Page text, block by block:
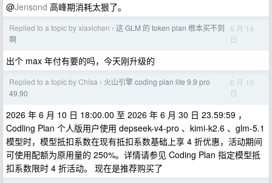
@Jensond 高峰期消耗太狠了。
Replied to a topic by xiaxichen › 这 GLM 的 token plan 根本买不到
啊
6 月 14
日
出个 max 年付有要的吗，今天刚升级的
Replied to a topic by Chisa › 火山引擎 coding plan lite 9.9 pro
49.90
6 月 10
日
2026 年 6 月 10 日 18:00.00 至 2026 年 6 月 30 日 23.59:59 ，
Codling Plan 个人版用户使用 depseek-v4-pro 、kimi-k2.6 、glm-5.1
模型时，模型抵扣系数在现有抵扣系数基础上享 4 折优惠，活动期间
可使用配额为原用量的 250%。详情请参见 Coding Plan 指定模型抵
扣系数限时 4 折活动。 现在是推荐购买了